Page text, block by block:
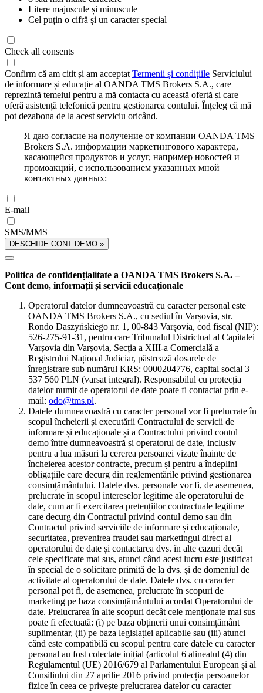
Litere majuscule și minuscule
Cel puțin o cifră și un caracter special
Check all consents
Confirm că am citit și am acceptat Termenii și condițiile Serviciului
de informare și educație al OANDA TMS Brokers S.A., care
reprezintă temeiul pentru a mă contacta cu această ofertă și care
oferă asistență telefonică pentru gestionarea contului. Înțeleg că mă
pot dezabona de la acest serviciu oricând.
Я даю согласие на получение от компании OANDA TMS
Brokers S.A. информации маркетингового характера,
касающейся продуктов и услуг, например новостей и
промоакций, с использованием указанных мной
контактных данных:
E-mail
SMS/MMS
DESCHIDE CONT DEMO »
Politica de confidențialitate a OANDA TMS Brokers S.A. –
Cont demo, informații și servicii educaționale
Operatorul datelor dumneavoastră cu caracter personal este
OANDA TMS Brokers S.A., cu sediul în Varșovia, str.
Rondo Daszyńskiego nr. 1, 00-843 Varșovia, cod fiscal (NIP):
526-275-91-31, pentru care Tribunalul Districtual al Capitalei
Varșovia din Varșovia, Secția a XIII-a Comercială a
Registrului Național Judiciar, păstrează dosarele de
înregistrare sub numărul KRS: 0000204776, capital social 3
537 560 PLN (varsat integral). Responsabilul cu protecția
datelor numit de operatorul de date poate fi contactat prin e-
mail: odo@tms.pl.
Datele dumneavoastră cu caracter personal vor fi prelucrate în
scopul încheierii și executării Contractului de servicii de
informare și educaționale și a Contractului privind contul
demo între dumneavoastră și operatorul de date, inclusiv
pentru a lua măsuri la cererea persoanei vizate înainte de
încheierea acestor contracte, precum și pentru a îndeplini
obligațiile care decurg din reglementările privind gestionarea
consimțământului. Datele dvs. personale vor fi, de asemenea,
prelucrate în scopul intereselor legitime ale operatorului de
date, cum ar fi exercitarea pretențiilor contractuale legitime
care decurg din Contractul privind contul demo sau din
Contractul privind serviciile de informare și educaționale,
securitatea, prevenirea fraudei sau marketingul direct al
operatorului de date și contactarea dvs. în alte cazuri decât
cele specificate mai sus, atunci când acest lucru este justificat
în special de o solicitare primită de la dvs. și de domeniul de
activitate al operatorului de date. Datele dvs. cu caracter
personal pot fi, de asemenea, prelucrate în scopuri de
marketing pe baza consimțământului acordat Operatorului de
date. Prelucrarea în alte scopuri decât cele menționate mai sus
poate fi efectuată: (i) pe baza obținerii unui consimțământ
suplimentar, (ii) pe baza legislației aplicabile sau (iii) atunci
când este compatibilă cu scopul pentru care datele cu caracter
personal au fost colectate inițial (articolul 6 alineatul (4) din
Regulamentul (UE) 2016/679 al Parlamentului European și al
Consiliului din 27 aprilie 2016 privind protecția persoanelor
fizice în ceea ce privește prelucrarea datelor cu caracter